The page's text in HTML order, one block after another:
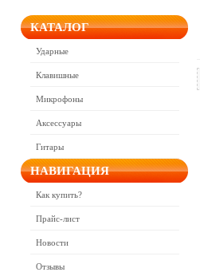
КАТАЛОГ
Ударные
Клавишные
Микрофоны
Аксессуары
Гитары
НАВИГАЦИЯ
Как купить?
Прайс-лист
Новости
Отзывы